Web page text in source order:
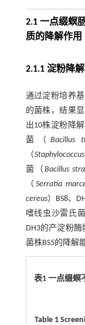
2.1 一点缀螟
质的降解作用
2.1.1 淀粉降
通过淀粉培养
的菌株，结果
出10株淀粉降
菌（ Bacillus
（
菌（ Bacillus
（ Serratia
cereus）BS8、
嗜线虫沙雷氏
DH3的产淀粉酶
菌株BS5的降解
表1 一点缀螟
Table 1